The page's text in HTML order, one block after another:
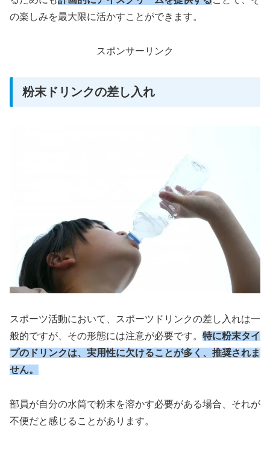
の楽しみを最大限に活かすことができます。
スポンサーリンク
粉末ドリンクの差し入れ
スポーツ活動において、スポーツドリンクの差し入れは一
般的ですが、その形態には注意が必要です。 特に粉末タイ
プのドリンクは、実用性に欠けることが多く、推奨されま
せん。
部員が自分の水筒で粉末を溶かす必要がある場合、それが
不便だと感じることがあります。